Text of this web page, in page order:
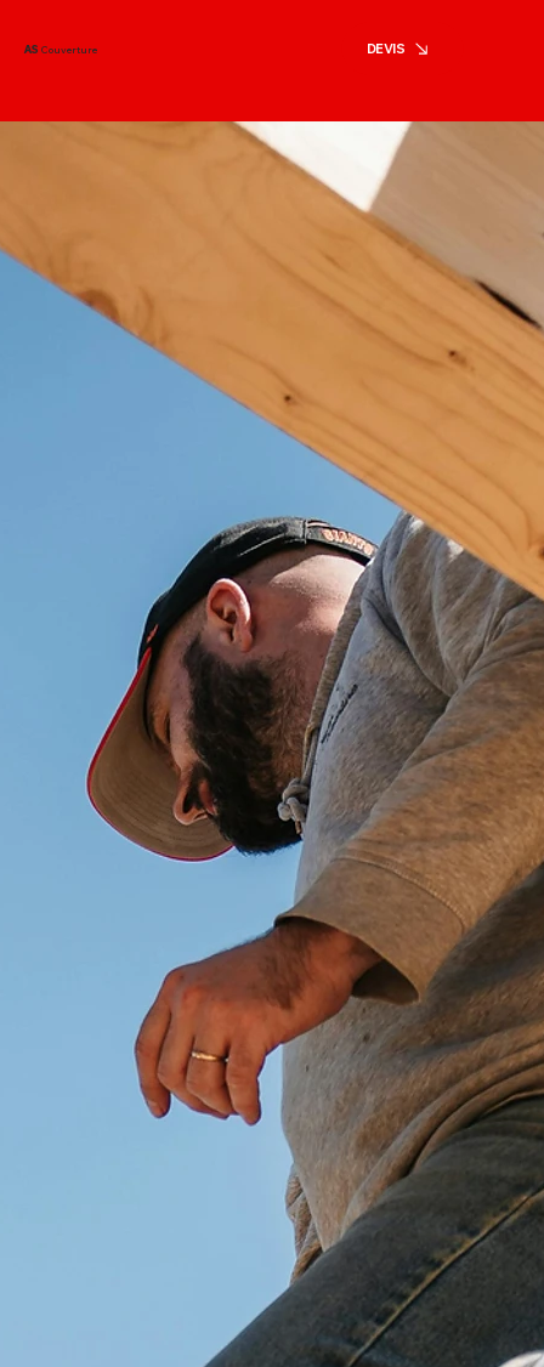
DEVIS
AS Couverture